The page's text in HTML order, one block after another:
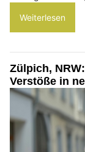
Weiterlesen
Zülpich,
Verstöße in